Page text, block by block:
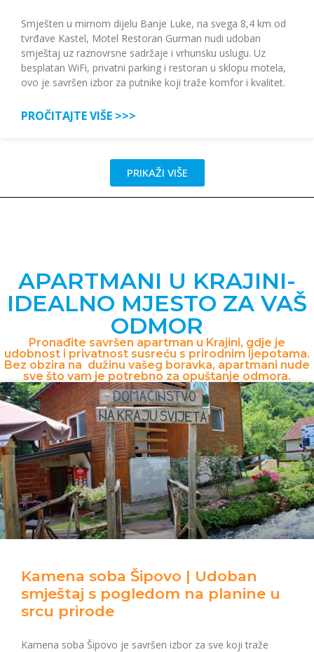
Smješten u mirnom dijelu Banje Luke, na svega 8,4 km od
tvrđave Kastel, Motel Restoran Gurman nudi udoban
smještaj uz raznovrsne sadržaje i vrhunsku uslugu. Uz
besplatan WiFi, privatni parking i restoran u sklopu motela,
ovo je savršen izbor za putnike koji traže komfor i kvalitet.
PROČITAJTE VIŠE >>>
PRIKAŽI VIŠE
APARTMANI U KRAJINI-
IDEALNO MJESTO ZA VAŠ
ODMOR
Pronađite savršen apartman u Krajini, gdje je
udobnost i privatnost susreću s prirodnim ljepotama.
Bez obzira na dužinu vašeg boravka, apartmani nude
sve što vam je potrebno za opuštanje odmora.
Kamena soba Šipovo | Udoban
smještaj s pogledom na planine u
srcu prirode
Kamena soba Šipovo je savršen izbor za sve koji traže